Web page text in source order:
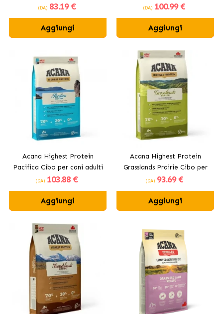
(DA) 83.19 €
Aggiungi
(DA) 100.99 €
Aggiungi
Acana Highest Protein
Pacifica Cibo per cani adulti
con pesce
(DA) 103.88 €
Aggiungi
Acana Highest Protein
Grasslands Prairie Cibo per
cani adulti con agnello
(DA) 93.69 €
Aggiungi